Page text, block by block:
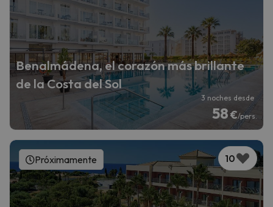
Benalmádena, el corazón más brillante
de la Costa del Sol
3 noches desde
58€/pers.
10
Próximamente